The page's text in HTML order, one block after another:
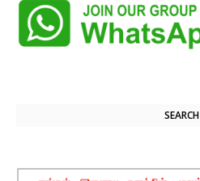
SEARCH